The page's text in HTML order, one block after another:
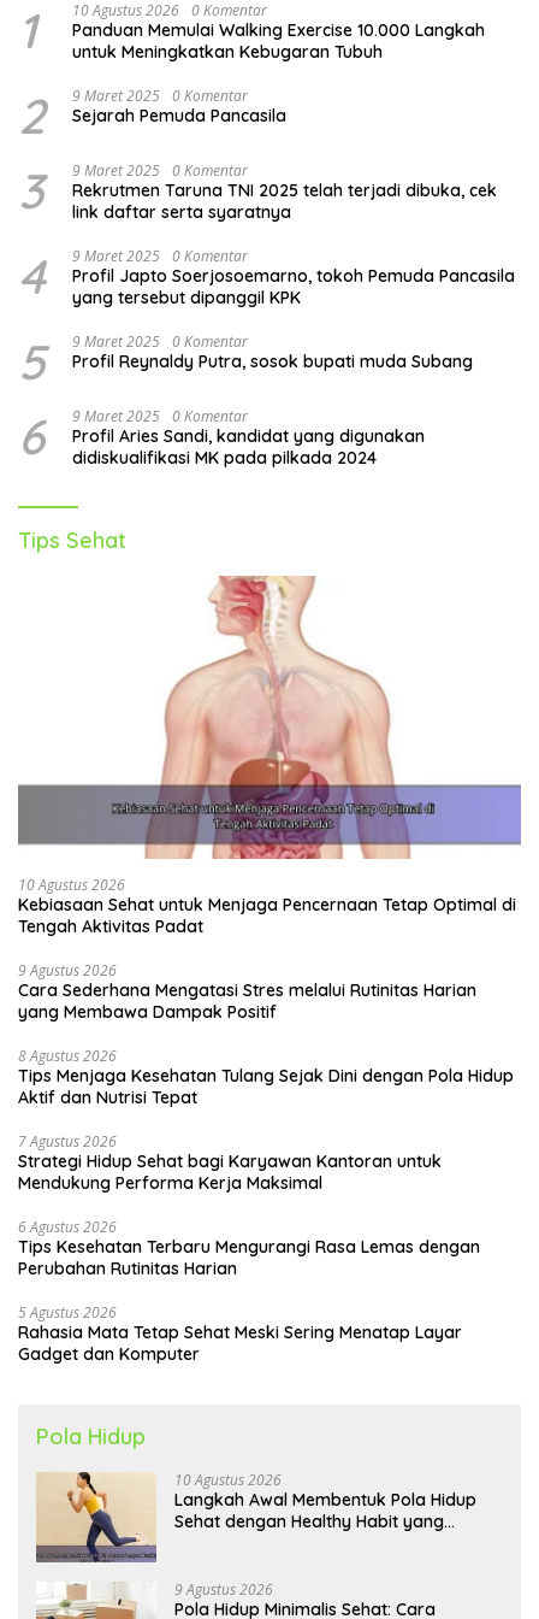
efektif, gaya hidup sehat, disiplin diri, dan praktik
mindfulness, Anda dapat meningkatkan produktivitas,
dunia bisnis, olahraga, atau bahkan dalam perjalanan
spiritual Anda. Ingatlah bahwa konsistensi dan
komitmen adalah kunci keberhasilan. Mulailah dengan
langkah kecil, dan secara bertahap bangun pola hidup
teratur yang sesuai dengan kebutuhan dan gaya hidup
Anda.
1 10 Agustus 2026 0 Komentar
Panduan Memulai Walking Exercise 10.000 Langkah
untuk Meningkatkan Kebugaran Tubuh
2 9 Maret 2025 0 Komentar
Sejarah Pemuda Pancasila
3 9 Maret 2025 0 Komentar
Rekrutmen Taruna TNI 2025 telah terjadi dibuka, cek
link daftar serta syaratnya
4 9 Maret 2025 0 Komentar
Profil Japto Soerjosoemarno, tokoh Pemuda Pancasila
yang tersebut dipanggil KPK
5 9 Maret 2025 0 Komentar
Profil Reynaldy Putra, sosok bupati muda Subang
6 9 Maret 2025 0 Komentar
Profil Aries Sandi, kandidat yang digunakan
didiskualifikasi MK pada pilkada 2024
Tips Sehat
10 Agustus 2026
Kebiasaan Sehat untuk Menjaga Pencernaan Tetap Optimal di
Tengah Aktivitas Padat
9 Agustus 2026
Cara Sederhana Mengatasi Stres melalui Rutinitas Harian
yang Membawa Dampak Positif
8 Agustus 2026
Tips Menjaga Kesehatan Tulang Sejak Dini dengan Pola Hidup
Aktif dan Nutrisi Tepat
7 Agustus 2026
Strategi Hidup Sehat bagi Karyawan Kantoran untuk
Mendukung Performa Kerja Maksimal
6 Agustus 2026
Tips Kesehatan Terbaru Mengurangi Rasa Lemas dengan
Perubahan Rutinitas Harian
5 Agustus 2026
Rahasia Mata Tetap Sehat Meski Sering Menatap Layar
Gadget dan Komputer
Pola Hidup
10 Agustus 2026
Langkah Awal Membentuk Pola Hidup
Sehat dengan Healthy Habit yang
9 Agustus 2026
Pola Hidup Minimalis Sehat: Cara